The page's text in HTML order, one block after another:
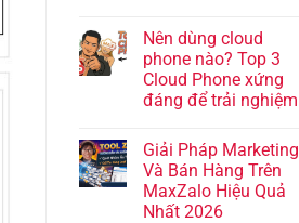
Nên dùng cloud
phone nào? Top 3
Cloud Phone xứng
đáng để trải nghiệm
Giải Pháp Marketing
Và Bán Hàng Trên
MaxZalo Hiệu Quả
Nhất 2026